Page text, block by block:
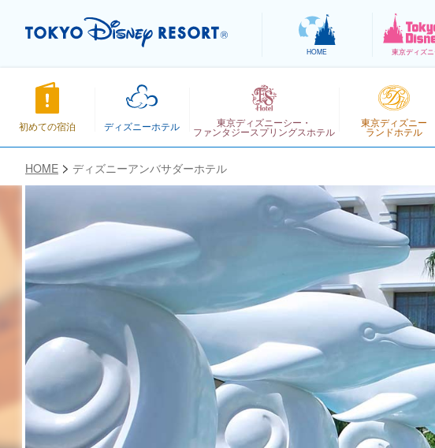
HOME 東京ディズ
初めての宿泊 ディズニーホテル 東京ディズニーシー・
ファンタジースプリングスホテル
東京ディズニー
ランドホテル
HOME ディズニーアンバサダーホテル